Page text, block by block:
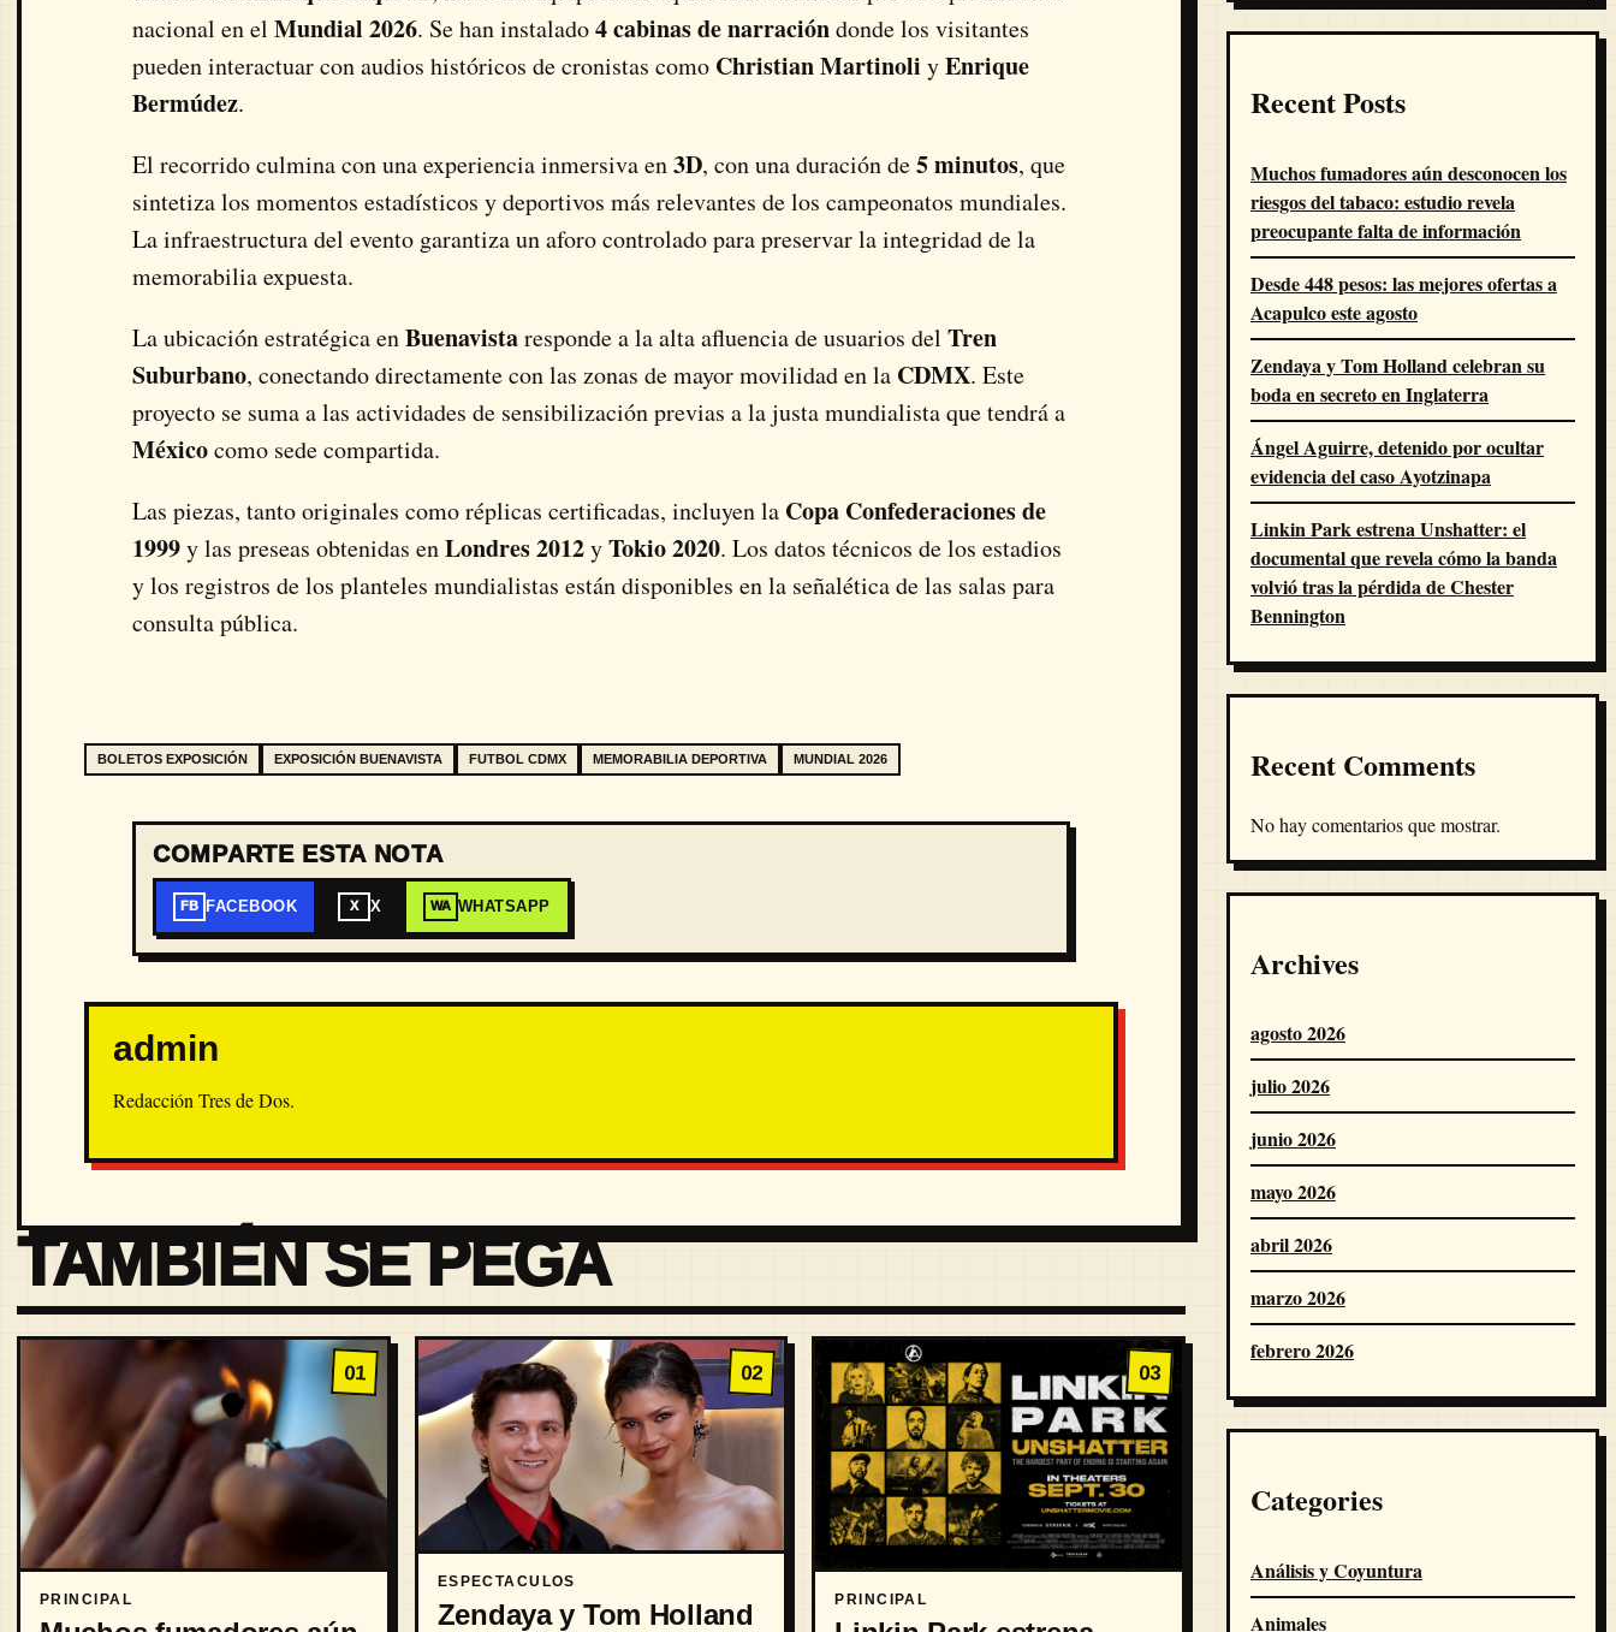
nacional en el Mundial 2026. Se han instalado4 cabinas de narracióndonde los visitantes
pueden interactuar con audios históricos de cronistas como Christian Martinoli yEnrique
Bermúdez.
El recorrido culmina con una experiencia inmersiva en3D, con una duración de5 minutos, que
sintetiza los momentos estadísticos y deportivos más relevantes de los campeonatos mundiales.
La infraestructura del evento garantiza un aforo controlado para preservar la integridad de la
memorabilia expuesta.
La ubicación estratégica enBuenavistaresponde a la alta afluencia de usuarios del Tren
Suburbano, conectando directamente con las zonas de mayor movilidad en la CDMX. Este
proyecto se suma a las actividades de sensibilización previas a la justa mundialista que tendrá a
Méxicocomo sede compartida.
Las piezas, tanto originales como réplicas certificadas, incluyen la Copa Confederaciones de
1999y las preseas obtenidas enLondres 2012yTokio 2020. Los datos técnicos de los estadios
y los registros de los planteles mundialistas están disponibles en la señalética de las salas para
consulta pública.
BOLETOS EXPOSICIÓN EXPOSICIÓN BUENAVISTA FUTBOL CDMX MEMORABILIA DEPORTIVA MUNDIAL 2026
COMPARTE ESTA NOTA
FB FACEBOOK X X WA WHATSAPP
admin
Redacción Tres de Dos.
TAMBIÉN SE PEGA
01
PRINCIPAL
02
ESPECTACULOS
Zendaya y Tom Holland
03
PRINCIPAL
Recent Posts
Muchos fumadores aún desconocen los
riesgos del tabaco: estudio revela
preocupante falta de información
Desde 448 pesos: las mejores ofertas a
Acapulco este agosto
Zendaya y Tom Holland celebran su
boda en secreto en Inglaterra
Ángel Aguirre, detenido por ocultar
evidencia del caso Ayotzinapa
Linkin Park estrena Unshatter: el
documental que revela cómo la banda
volvió tras la pérdida de Chester
Bennington
Recent Comments
No hay comentarios que mostrar.
Archives
agosto 2026
julio 2026
junio 2026
mayo 2026
abril 2026
marzo 2026
febrero 2026
Categories
Análisis y Coyuntura
Animales